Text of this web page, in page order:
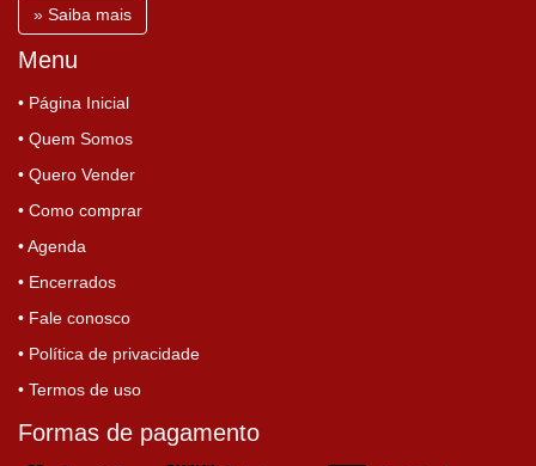
» Saiba mais
Menu
• Página Inicial
• Quem Somos
• Quero Vender
• Como comprar
• Agenda
• Encerrados
• Fale conosco
• Política de privacidade
• Termos de uso
Formas de pagamento